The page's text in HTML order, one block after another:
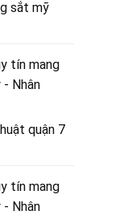
sắt mỹ
tín mang
Nhân
quận 7
tín mang
Nhân